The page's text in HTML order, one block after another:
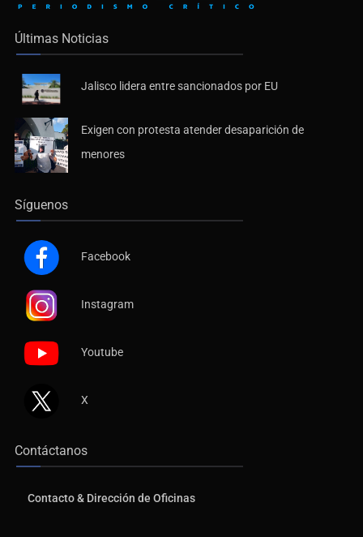
Últimas Noticias
Jalisco lidera entre sancionados por EU
Exigen con protesta atender desaparición de
menores
Síguenos
Facebook
Instagram
Youtube
X
Contáctanos
Contacto & Dirección de Oficinas